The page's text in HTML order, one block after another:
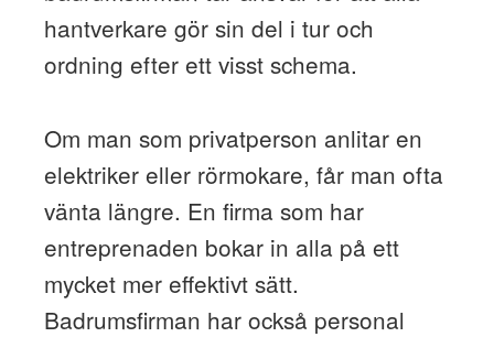
hantverkare gör sin del i tur och
ordning efter ett visst schema.
Om man som privatperson anlitar en
elektriker eller rörmokare, får man ofta
vänta längre. En firma som har
entreprenaden bokar in alla på ett
mycket mer effektivt sätt.
Badrumsfirman har också personal